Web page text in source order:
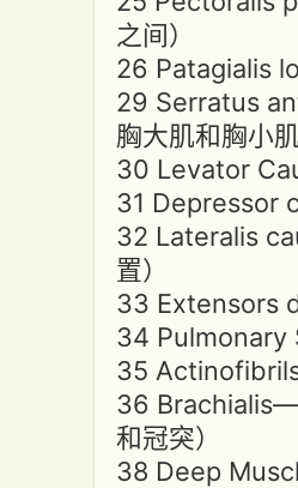
之间）
26 Patagialis
29 Serratus
胸大肌和胸小
30 Levator
31 Depressor
32 Lateralis
置）
33 Extensors
34 Pulmonary
35
36 Brachialis—
和冠突）
38 Deep